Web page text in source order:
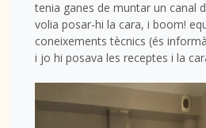
tenia ganes de muntar un canal
volia posar-hi la cara, i boom!
coneixements tècnics (és
i jo hi posava les receptes i la